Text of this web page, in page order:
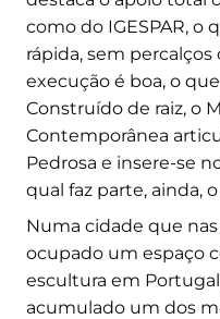
como do IGESPAR,
rápida, sem
execução é boa, o
Construído de raiz, o
Contemporânea
Pedrosa e insere-se
qual faz parte, ainda,
Numa cidade que
ocupado um espaço
escultura em
acumulado um dos